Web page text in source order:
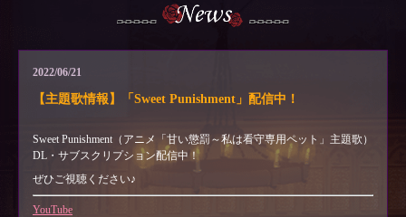
2022/06/21
【主題歌情報】「Sweet Punishment」配信中！
Sweet Punishment（アニメ「甘い懲罰～私は看守専用ペット」主題歌）
DL・サブスクリプション配信中！
ぜひご視聴ください♪
YouTube